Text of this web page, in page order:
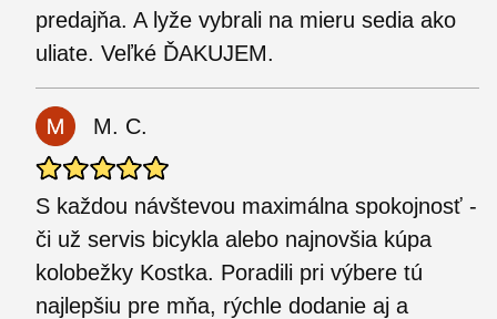
predajňa. A lyže vybrali na mieru sedia ako
uliate. Veľké ĎAKUJEM.
M. C.
S každou návštevou maximálna spokojnosť -
či už servis bicykla alebo najnovšia kúpa
kolobežky Kostka. Poradili pri výbere tú
najlepšiu pre mňa, rýchle dodanie aj a